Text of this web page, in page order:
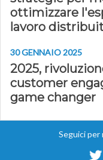
ottimizzare
lavoro
30 GENNAIO 2025
2025,
customer
game changer
Seguici per